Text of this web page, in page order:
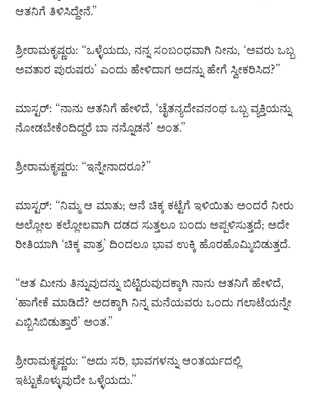
ಆತನಿಗೆ ತಿಳಿಸಿದ್ದೇನೆ.”
ಶ್ರೀರಾಮಕೃಷ್ಣರು: “ಒಳ್ಳೆಯದು, ನನ್ನ ಸಂಬಂಧವಾಗಿ ನೀನು, ‘ಅವರು ಒಬ್ಬ
ಅವತಾರ ಪುರುಷರು’ ಎಂದು ಹೇಳಿದಾಗ ಅದನ್ನು ಹೇಗೆ ಸ್ವೀಕರಿಸಿದ?”
ಮಾಸ್ಟರ್: “ನಾನು ಆತನಿಗೆ ಹೇಳಿದೆ, ‘ಚೈತನ್ಯದೇವನಂಥ ಒಬ್ಬ ವ್ಯಕ್ತಿಯನ್ನು
ನೋಡಬೇಕೆಂದಿದ್ದರೆ ಬಾ ನನ್ನೊಡನೆ’ ಅಂತ.”
ಶ್ರೀರಾಮಕೃಷ್ಣರು: “ಇನ್ನೇನಾದರೂ?”
ಮಾಸ್ಟರ್: “ನಿಮ್ಮ ಆ ಮಾತು; ಆನೆ ಚಿಕ್ಕ ಕಟ್ಟೆಗೆ ಇಳಿಯಿತು ಅಂದರೆ ನೀರು
ಅಲ್ಲೋಲ ಕಲ್ಲೋಲವಾಗಿ ದಡದ ಸುತ್ತಲೂ ಬಂದು ಅಪ್ಪಳಿಸುತ್ತದೆ; ಅದೇ
ರೀತಿಯಾಗಿ ‘ಚಿಕ್ಕ ಪಾತ್ರ’ ದಿಂದಲೂ ಭಾವ ಉಕ್ಕಿ ಹೊರಹೊಮ್ಮಿಬಿಡುತ್ತದೆ.
“ಆತ ಮೀನು ತಿನ್ನುವುದನ್ನು ಬಿಟ್ಟಿರುವುದಕ್ಕಾಗಿ ನಾನು ಆತನಿಗೆ ಹೇಳಿದೆ,
‘ಹಾಗೇಕೆ ಮಾಡಿದೆ? ಅದಕ್ಕಾಗಿ ನಿನ್ನ ಮನೆಯವರು ಒಂದು ಗಲಾಟೆಯನ್ನೇ
ಎಬ್ಬಿಸಿಬಿಡುತ್ತಾರೆ’ ಅಂತ.”
ಶ್ರೀರಾಮಕೃಷ್ಣರು: “ಅದು ಸರಿ, ಭಾವಗಳನ್ನು ಆಂತರ್ಯದಲ್ಲಿ
ಇಟ್ಟುಕೊಳ್ಳುವುದೇ ಒಳ್ಳೆಯದು.”